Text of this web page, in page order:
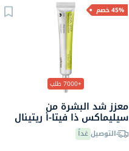
45% خصم
+7000 طلب
معزز شد البشرة من
سيليماكس ذا فيتا-أ ريتينال
شوت، 15 مل
التوصيلغداً